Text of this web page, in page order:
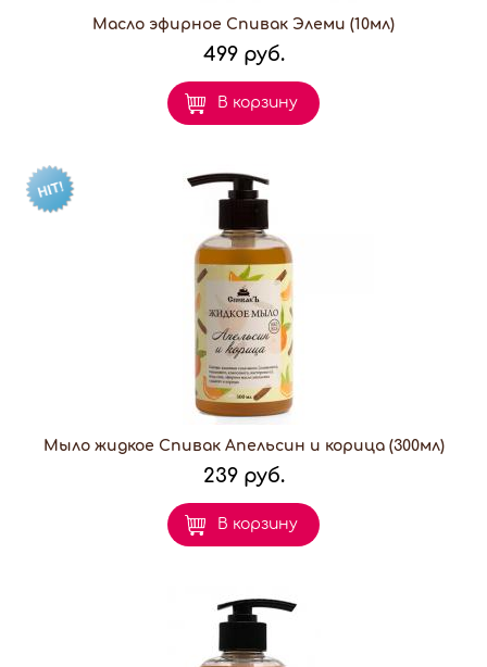
Масло эфирное Спивак Элеми (10мл)
499 руб.
В корзину
Мыло жидкое Спивак Апельсин и корица (300мл)
239 руб.
В корзину